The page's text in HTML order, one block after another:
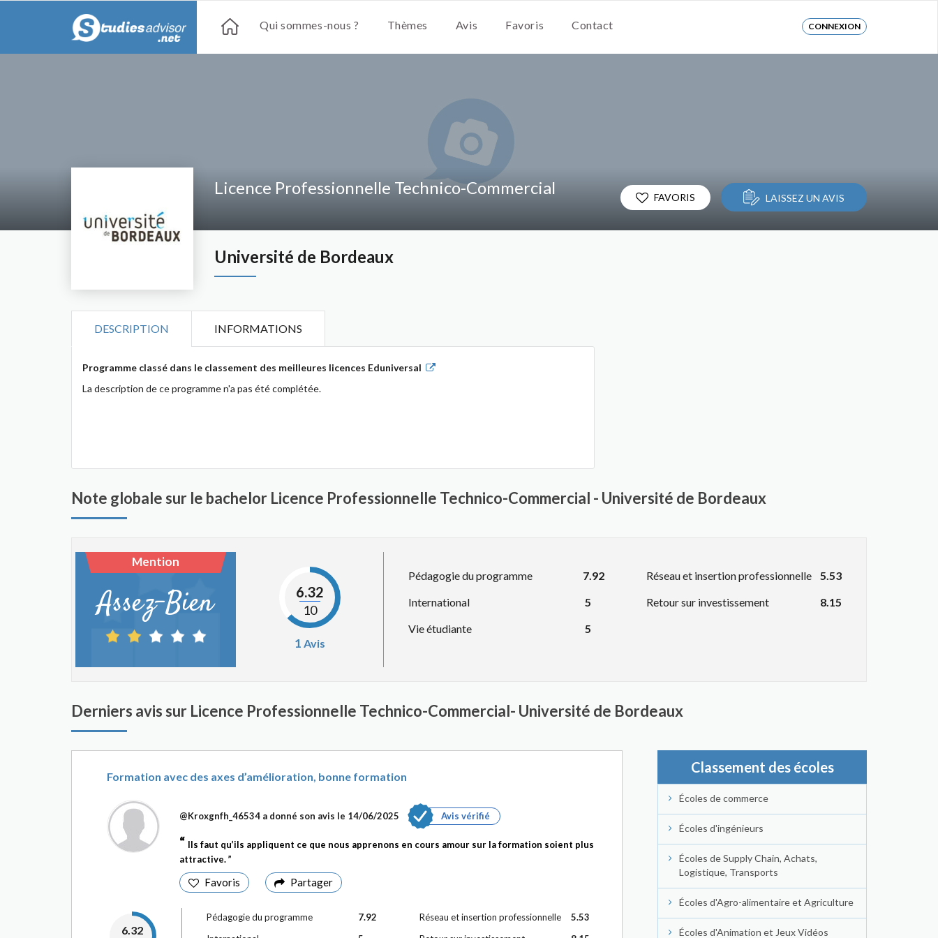
Qui sommes-nous ? Thèmes Avis Favoris Contact CONNEXION
Licence Professionnelle Technico-Commercial
Université de Bordeaux
FAVORIS LAISSEZ UN AVIS
DESCRIPTION INFORMATIONS
Programme classé dans le classement des meilleures licences Eduniversal
La description de ce programme n'a pas été complétée.
Note globale sur le bachelor Licence Professionnelle Technico-Commercial - Université de Bordeaux
Mention
Assez-Bien 6.32
10
1 Avis
Pédagogie du programme
7.92
International
5
Vie étudiante
5
Réseau et insertion professionnelle
5.53
Retour sur investissement
8.15
Derniers avis sur Licence Professionnelle Technico-Commercial- Université de Bordeaux
Formation avec des axes d’amélioration, bonne formation
@Kroxgnfh_46534 a donné son avis le 14/06/2025 Avis vérifié
Ils faut qu’ils appliquent ce que nous apprenons en cours amour sur la formation soient plus
attractive.
Favoris Partager
6.32
Pédagogie du programme
7.92
Réseau et insertion professionnelle
5.53
Classement des écoles
Écoles de commerce
Écoles d'ingénieurs
Écoles de Supply Chain, Achats,
Logistique, Transports
Écoles d'Agro-alimentaire et Agriculture
Écoles d'Animation et Jeux Vidéos